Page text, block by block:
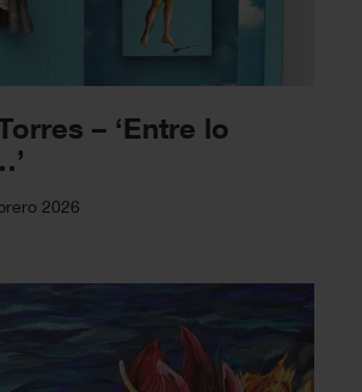
– ‘Entre lo
2026